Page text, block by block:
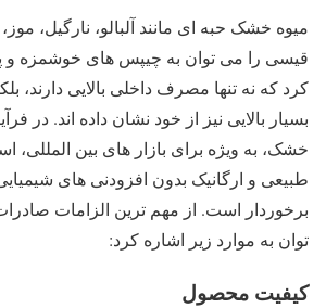
میوه خشک حبه ای مانند آلبالو، نارگیل،
قیسی را می ‌توان به چیپس ‌های خوشمزه و
کرد که نه ‌تنها مصرف داخلی بالایی دارند،
بسیار بالایی نیز از خود نشان داده ‌اند. در
خشک، به ‌ویژه برای بازار های بین ‌المللی،
طبیعی و ارگانیک بدون افزودنی ‌های
برخوردار است. از مهم ‌ترین الزامات
‌توان به موارد زیر اشاره کرد:
کیفیت محصول